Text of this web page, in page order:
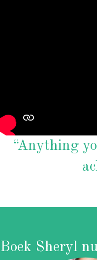
“Anything
Boek Sheryl